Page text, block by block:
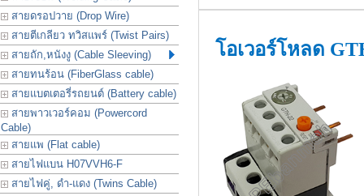
สายดรอปวาย (Drop Wire)
สายตีเกลียว ทวิสแพร์ (Twist Pairs)
สายถัก,หนังงู (Cable Sleeving)
สายทนร้อน (FiberGlass cable)
สายแบตเตอรี่รถยนต์ (Battery cable)
สายพาวเวอร์คอม (Powercord
Cable)
สายแพ (Flat cable)
สายไฟแบน H07VVH6-F
สายไฟคู่, ดำ-แดง (Twins Cable)
โอเวอร์โหลด